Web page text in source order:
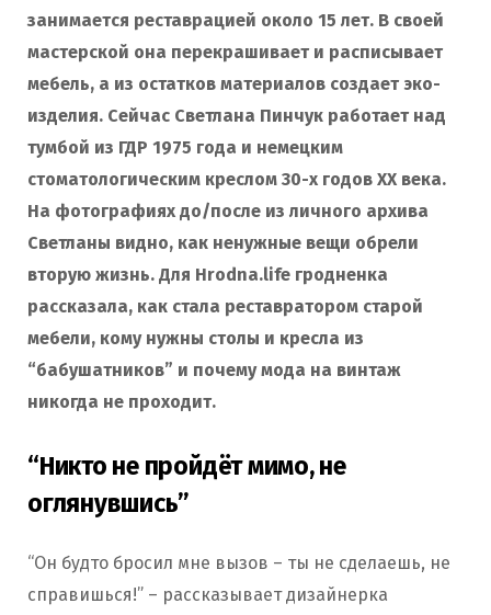
занимается реставрацией около 15 лет. В своей
мастерской она перекрашивает и расписывает
мебель, а из остатков материалов создает эко-
изделия. Сейчас Светлана Пинчук работает над
тумбой из ГДР 1975 года и немецким
стоматологическим креслом 30-х годов ХХ века.
На фотографиях до/после из личного архива
Светланы видно, как ненужные вещи обрели
вторую жизнь. Для Hrodna.life гродненка
рассказала, как стала реставратором старой
мебели, кому нужны столы и кресла из
“бабушатников” и почему мода на винтаж
никогда не проходит.
“Никто не пройдёт мимо, не
оглянувшись”
“Он будто бросил мне вызов – ты не сделаешь, не
справишься!” – рассказывает дизайнерка